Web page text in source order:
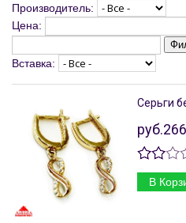
Производитель:
Цена:
Вставка:
Серьги
В